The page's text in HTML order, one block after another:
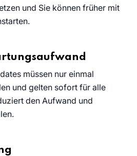
und Sie können früher mit
müssen nur einmal
und gelten sofort für alle
den Aufwand und